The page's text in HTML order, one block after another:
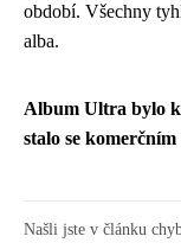
období. Všechny
alba.
Album Ultra bylo
stalo se komerčním
Našli jste v článku